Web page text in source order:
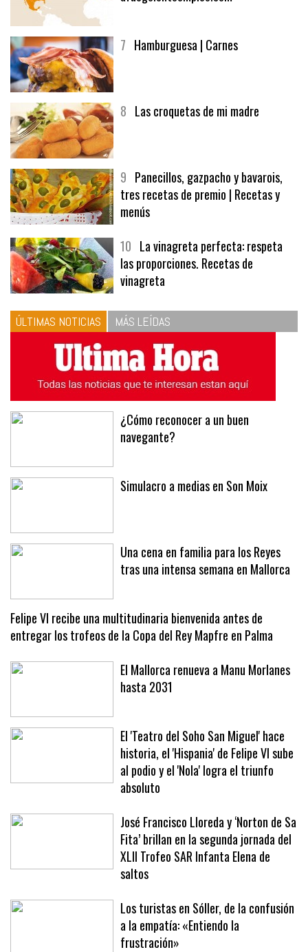
7 Hamburguesa | Carnes
8 Las croquetas de mi madre
9 Panecillos, gazpacho y bavarois,
tres recetas de premio | Recetas y
menús
10 La vinagreta perfecta: respeta
las proporciones. Recetas de
vinagreta
ÚLTIMAS NOTICIAS MÁS LEÍDAS
¿Cómo reconocer a un buen
navegante?
Simulacro a medias en Son Moix
Una cena en familia para los Reyes
tras una intensa semana en Mallorca
Felipe VI recibe una multitudinaria bienvenida antes de
entregar los trofeos de la Copa del Rey Mapfre en Palma
El Mallorca renueva a Manu Morlanes
hasta 2031
El 'Teatro del Soho San Miguel' hace
historia, el 'Hispania' de Felipe VI sube
al podio y el 'Nola' logra el triunfo
absoluto
José Francisco Lloreda y ‘Norton de Sa
Fita’ brillan en la segunda jornada del
XLII Trofeo SAR Infanta Elena de
saltos
Los turistas en Sóller, de la confusión
a la empatía: «Entiendo la
frustración»